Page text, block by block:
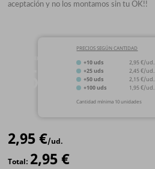
aceptación y no los montamos sin tu OK!!
2,95 €/ud.
Total: 2,95 €
PRECIOS SEGÚN CANTIDAD
+10 uds
2,95 €/ud.
+25 uds
2,45 €/ud.
+50 uds
2,15 €/ud.
+100 uds
1,95 €/ud.
Cantidad mínima 10 unidades